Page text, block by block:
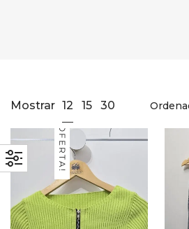
Mostrar 12 15 30
OFERTA!